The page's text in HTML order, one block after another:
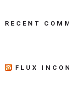
RECENT
FLUX